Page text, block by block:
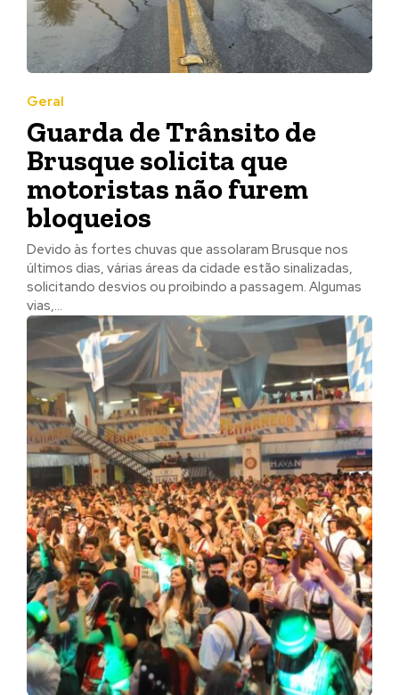
Geral
Guarda de Trânsito de
Brusque solicita que
motoristas não furem
bloqueios
Devido às fortes chuvas que assolaram Brusque nos
últimos dias, várias áreas da cidade estão sinalizadas,
solicitando desvios ou proibindo a passagem. Algumas
vias,...